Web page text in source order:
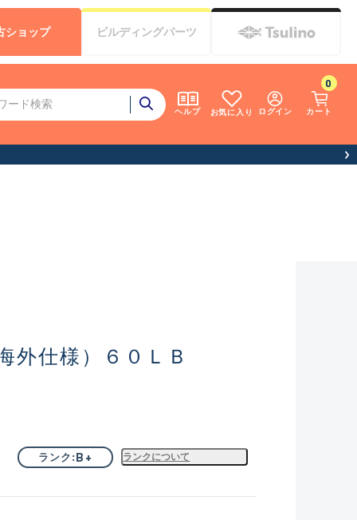
ヘルプ お気に入り ログイン カート
0
ショップ ビルディングパーツ
外仕様）６０ＬＢ
ランク B+ ランクについて